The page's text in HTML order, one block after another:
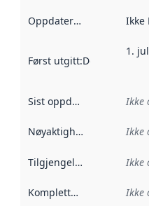
Oppdateringsfrekvens :
Ikke
Først utgitt:Denne
1.
Sist oppdatert Ikke
Nøyaktighet Ikke
Tilgjengelighet Ikke
Kompletthet Ikke